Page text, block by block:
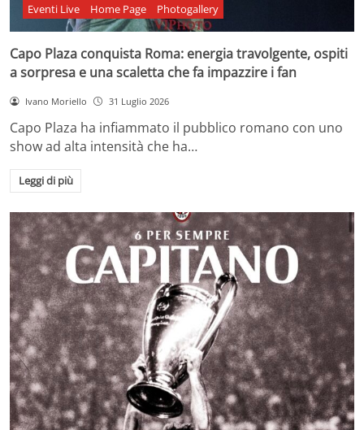
Eventi Live Home Page Photogallery
Capo Plaza conquista Roma: energia travolgente, ospiti
a sorpresa e una scaletta che fa impazzire i fan
Ivano Moriello 31 Luglio 2026
Capo Plaza ha infiammato il pubblico romano con uno
show ad alta intensità che ha…
Leggi di più